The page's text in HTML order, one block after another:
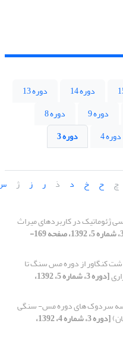
دوره 14
دوره 13
دوره 9
دوره 8
دوره 4
دوره 3
چ ح خ د ذ ر ز ژ
ژئوماتیک در کاربردهای میراث
[دوره 3، شماره 5، 1392، صفحه 169-
کنگاور از دوره مس سنگ تا
[دوره 3، شماره 5، 1392،
سردوک های دوره مس- سنگی
[دوره 3، شماره 4، 1392،